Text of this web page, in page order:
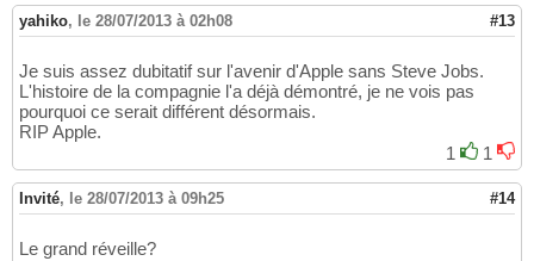
yahiko, le 28/07/2013 à 02h08 #13
Je suis assez dubitatif sur l'avenir d'Apple sans Steve Jobs.
L'histoire de la compagnie l'a déjà démontré, je ne vois pas
pourquoi ce serait différent désormais.
RIP Apple.
1
1
Invité, le 28/07/2013 à 09h25 #14
Le grand réveille?